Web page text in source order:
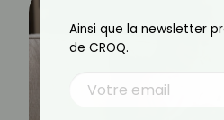
Ainsi que la newsletter
de CROQ.